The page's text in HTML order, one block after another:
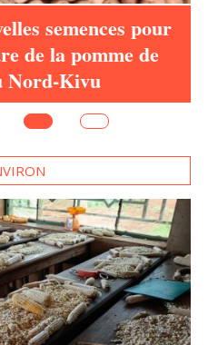
semences pour
de la pomme de
Nord-Kivu